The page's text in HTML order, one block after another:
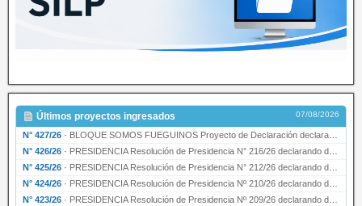
Últimos proyectos ingresados 07/08/2026
N° 427/26 · BLOQUE SOMOS FUEGUINOS Proyecto de Declaración declarando de interés provincial PRESIDENCI…
N° 426/26 · PRESIDENCIA Resolución de Presidencia N° 216/26 declarando de interés provincial la labor …
N° 425/26 · PRESIDENCIA Resolución de Presidencia N° 212/26 declarando de interés provincial el “50° A…
N° 424/26 · PRESIDENCIA Resolución de Presidencia Nº 210/26 declarando de interés provincial el proyec…
N° 423/26 · PRESIDENCIA Resolución de Presidencia Nº 209/26 declarando de interés provincial la presen…